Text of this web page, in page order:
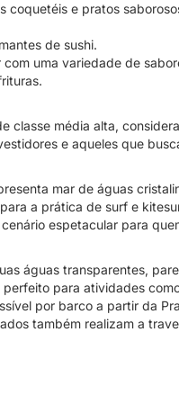
coquetéis e pratos
de sushi.
uma variedade de
classe média alta,
e aqueles que
mar de águas
a prática de surf e
espetacular para
águas transparentes,
para atividades
por barco a partir da
também realizam a